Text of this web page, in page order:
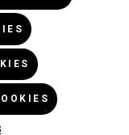
de,
sauf indication